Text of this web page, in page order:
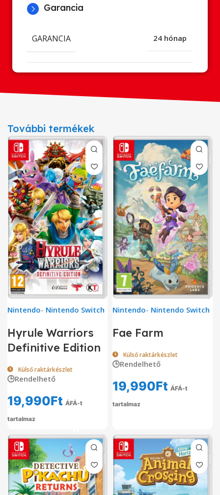
Garancia
GARANCIA 24 hónap
További termékek
Nintendo- Nintendo Switch
Hyrule Warriors
Definitive Edition
Külső raktárkészlet
🕒Rendelhető
19,990Ft ÁFÁ-t
tartalmaz
Nintendo- Nintendo Switch
Fae Farm
Külső raktárkészlet
🕒Rendelhető
19,990Ft ÁFÁ-t
tartalmaz